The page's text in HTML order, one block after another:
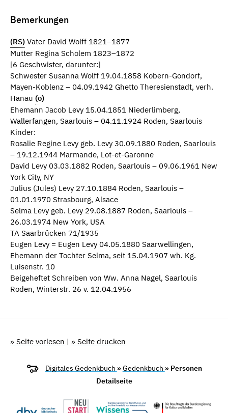
Bemerkungen
(RS) Vater David Wolff 1821–1877
Mutter Regina Scholem 1823–1872
[6 Geschwister, darunter:]
Schwester Susanna Wolff 19.04.1858 Kobern-Gondorf,
Mayen-Koblenz – 04.09.1942 Ghetto Theresienstadt, verh.
Hanau (o)
Ehemann Jacob Levy 15.04.1851 Niederlimberg,
Wallerfangen, Saarlouis – 04.11.1924 Roden, Saarlouis
Kinder:
Rosalie Regine Levy geb. Levy 30.09.1880 Roden, Saarlouis
– 19.12.1944 Marmande, Lot-et-Garonne
David Levy 03.03.1882 Roden, Saarlouis – 09.06.1961 New
York City, NY
Julius (Jules) Levy 27.10.1884 Roden, Saarlouis –
01.01.1970 Strasbourg, Alsace
Selma Levy geb. Levy 29.08.1887 Roden, Saarlouis –
26.03.1974 New York, USA
TA Saarbrücken 71/1935
Eugen Levy = Eugen Levy 04.05.1880 Saarwellingen,
Ehemann der Tochter Selma, seit 15.04.1907 wh. Kg.
Luisenstr. 10
Beigeheftet Schreiben von Ww. Anna Nagel, Saarlouis
Roden, Winterstr. 26 v. 12.04.1956
» Seite vorlesen | » Seite drucken
Digitales Gedenkbuch »Gedenkbuch » Personen
Detailseite